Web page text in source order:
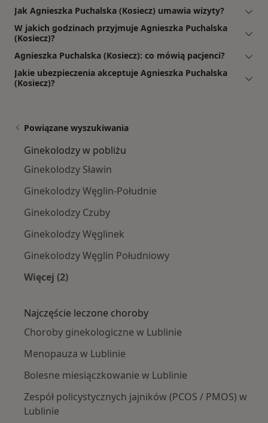
Jak Agnieszka Puchalska (Kosiecz) umawia wizyty?
W jakich godzinach przyjmuje Agnieszka Puchalska
(Kosiecz)?
Agnieszka Puchalska (Kosiecz): co mówią pacjenci?
Jakie ubezpieczenia akceptuje Agnieszka Puchalska
(Kosiecz)?
Powiązane wyszukiwania
Ginekolodzy w pobliżu
Ginekolodzy Sławin
Ginekolodzy Węglin-Południe
Ginekolodzy Czuby
Ginekolodzy Węglinek
Ginekolodzy Węglin Południowy
Więcej (2)
Najczęście leczone choroby
Choroby ginekologiczne w Lublinie
Menopauza w Lublinie
Bolesne miesiączkowanie w Lublinie
Zespół policystycznych jajników (PCOS / PMOS) w
Lublinie